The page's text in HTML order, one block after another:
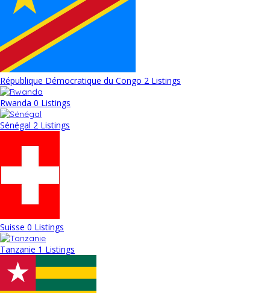
République Démocratique du Congo 2 Listings
Rwanda 0 Listings
Sénégal 2 Listings
Suisse 0 Listings
Tanzanie 1 Listings